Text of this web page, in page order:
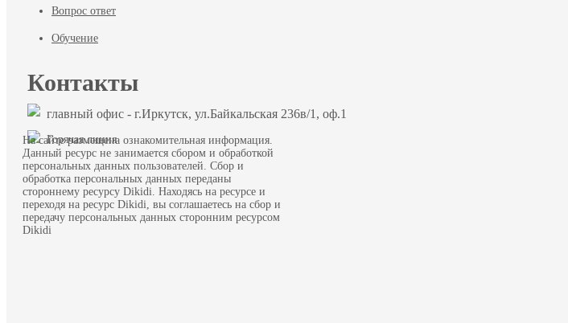
Вопрос ответ
Обучение
Контакты
главный офис - г.Иркутск, ул.Байкальская 236в/1, оф.1
Горячая линия
На сайте размещена ознакомительная информация.
Данный ресурс не занимается сбором и обработкой
персональных данных пользователей. Сбор и
обработка персональных данных переданы
стороннему ресурсу Dikidi. Находясь на ресурсе и
переходя на ресурс Dikidi, вы соглашаетесь на сбор и
передачу персональных данных сторонним ресурсом
Dikidi